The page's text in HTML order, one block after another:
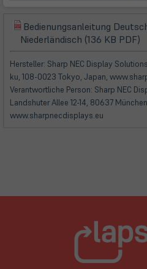
(öffnet
in
neuem
Tab)
Bedienungsanleitung
Niederländisch (136 KB PDF)
in
Hersteller: Sharp NEC Display
ku, 108-0023 Tokyo, Japan,
Verantwortliche Person: Sharp NEC
Landshuter Allee 12-14, 80637
www.sharpnecdisplays.eu